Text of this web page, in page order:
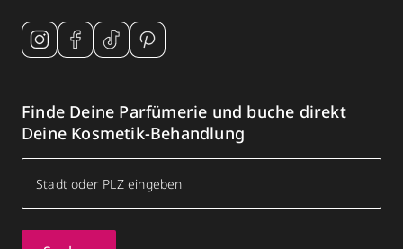
Finde Deine Parfümerie und buche direkt
Deine Kosmetik-Behandlung